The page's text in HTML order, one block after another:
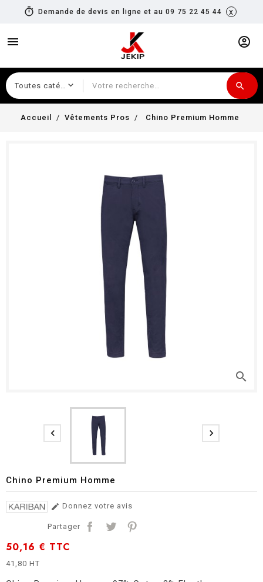
timer Demande de devis en ligne et au 09 75 22 45 44 x
menu account_circle
search
Accueil Vêtements Pros Chino Premium Homme
search
 
Chino Premium Homme
 Donnez votre avis
Partager
50,16 € TTC
41,80 HT